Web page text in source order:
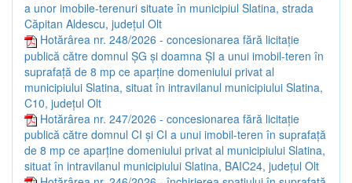
a unor imobile-terenuri situate în municipiul Slatina, strada
Căpitan Aldescu, județul Olt
Hotărârea nr. 248/2026 - concesionarea fără licitație
publică către domnul ȘG și doamna ȘI a unui imobil-teren în
suprafață de 8 mp ce aparține domeniului privat al
municipiului Slatina, situat în intravilanul municipiului Slatina,
C10, județul Olt
Hotărârea nr. 247/2026 - concesionarea fără licitație
publică către domnul CI și CI a unui imobil-teren în suprafață
de 8 mp ce aparține domeniului privat al municipiului Slatina,
situat în intravilanul municipiului Slatina, BAIC24, județul Olt